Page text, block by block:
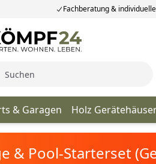
Fachberatung &
& Garagen Holz
& Pool-Starterset